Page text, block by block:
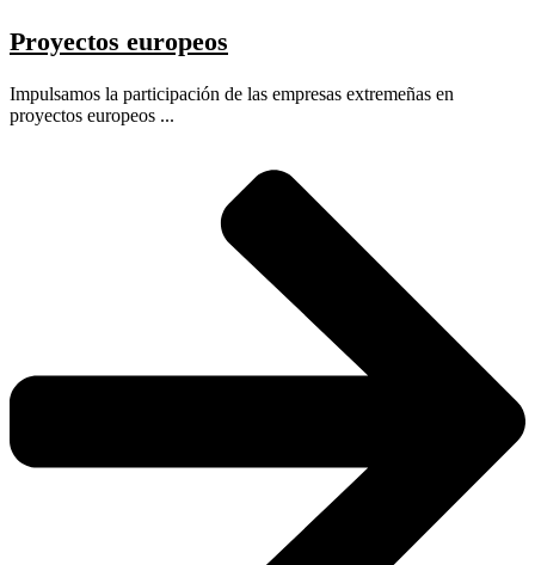
Proyectos europeos
Impulsamos la participación de las empresas extremeñas en
proyectos europeos ...